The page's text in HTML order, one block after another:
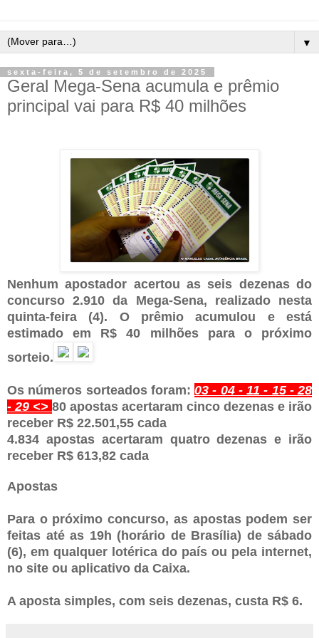
▼
sexta-feira, 5 de setembro de 2025
Geral Mega-Sena acumula e prêmio
principal vai para R$ 40 milhões
Nenhum apostador acertou as seis dezenas do
concurso 2.910 da Mega-Sena, realizado nesta
quinta-feira (4). O prêmio acumulou e está
estimado em R$ 40 milhões para o próximo
sorteio.
Os números sorteados foram: 03 - 04 - 11 - 15 - 28
- 29 <> 80 apostas acertaram cinco dezenas e irão
receber R$ 22.501,55 cada
4.834 apostas acertaram quatro dezenas e irão
receber R$ 613,82 cada
Apostas
Para o próximo concurso, as apostas podem ser
feitas até as 19h (horário de Brasília) de sábado
(6), em qualquer lotérica do país ou pela internet,
no site ou aplicativo da Caixa.
A aposta simples, com seis dezenas, custa R$ 6.